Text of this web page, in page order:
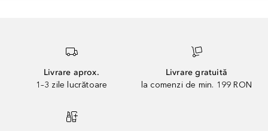
Livrare aprox.
1–3 zile lucrătoare
Livrare gratuită
la comenzi de min. 199 RON